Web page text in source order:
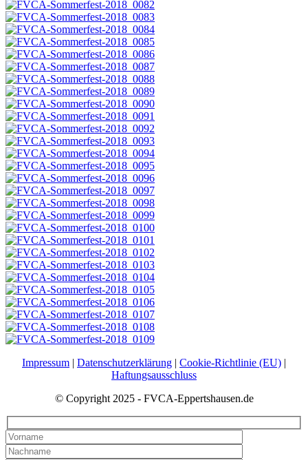
Impressum | Datenschutzerklärung | Cookie-Richtlinie (EU) |
Haftungsausschluss
© Copyright 2025 - FVCA-Eppertshausen.de